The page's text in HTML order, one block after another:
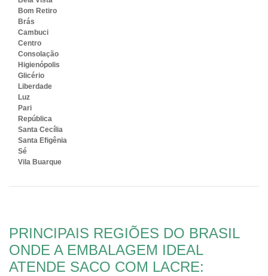
Bom Retiro
Brás
Cambuci
Centro
Consolação
Higienópolis
Glicério
Liberdade
Luz
Pari
República
Santa Cecília
Santa Efigênia
Sé
Vila Buarque
PRINCIPAIS REGIÕES DO BRASIL
ONDE A EMBALAGEM IDEAL
ATENDE SACO COM LACRE: